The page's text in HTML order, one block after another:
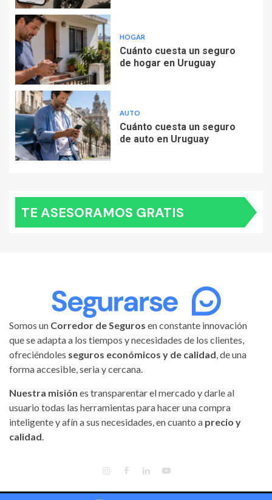
HOGAR
Cuánto cuesta un seguro
de hogar en Uruguay
AUTO
Cuánto cuesta un seguro
de auto en Uruguay
TE ASESORAMOS GRATIS
Somos un Corredor de Seguros en constante innovación
que se adapta a los tiempos y necesidades de los clientes,
ofreciéndoles seguros económicos y de calidad, de una
forma accesible, seria y cercana.
Nuestra misión es transparentar el mercado y darle al
usuario todas las herramientas para hacer una compra
inteligente y afín a sus necesidades, en cuanto a precio y
calidad.
INSTAGRAM
FACEBOOK
LINKEDIN
YOUTUBE